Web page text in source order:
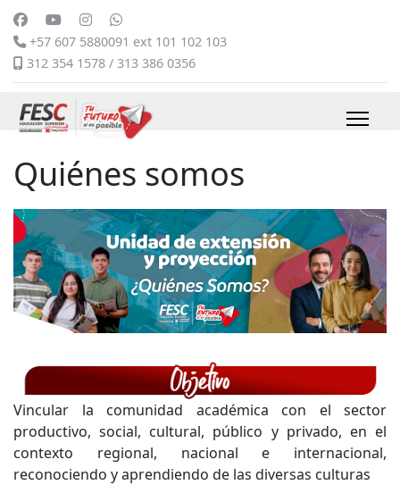
+57 607 5880091 ext 101 102 103
312 354 1578 / 313 386 0356
Quiénes somos
Vincular la comunidad académica con el sector
productivo, social, cultural, público y privado, en el
contexto regional, nacional e internacional,
reconociendo y aprendiendo de las diversas culturas